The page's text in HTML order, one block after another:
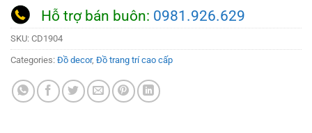
Hỗ trợ bán buôn: 0981.926.629
SKU: CD1904
Categories: Đồ decor, Đồ trang trí cao cấp